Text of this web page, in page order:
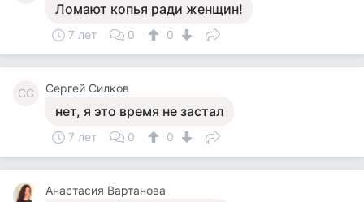
Ломают копья ради женщин!
7 лет 0 0
СС Сергей Силков
нет, я это время не застал
7 лет 0 0
Анастасия Вартанова